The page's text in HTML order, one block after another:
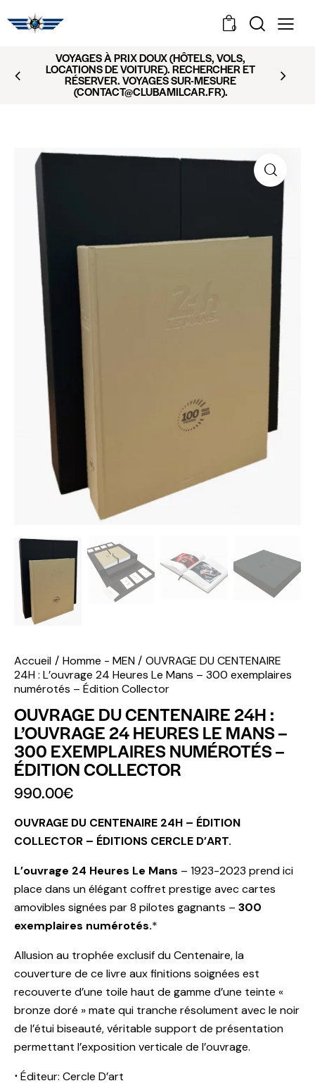
0
VOYAGES À PRIX DOUX (HÔTELS, VOLS,
LOCATIONS DE VOITURE). RECHERCHER ET
RÉSERVER. VOYAGES SUR-MESURE
(CONTACT@CLUBAMILCAR.FR).
Accueil Homme - MEN
OUVRAGE DU CENTENAIRE
24H : L’ouvrage 24 Heures Le Mans – 300 exemplaires
numérotés – Édition Collector
OUVRAGE DU CENTENAIRE 24H :
L’OUVRAGE 24 HEURES LE MANS –
300 EXEMPLAIRES NUMÉROTÉS –
ÉDITION COLLECTOR
990.00€
OUVRAGE DU CENTENAIRE 24H – ÉDITION
COLLECTOR – ÉDITIONS CERCLE D’ART.
L’ouvrage 24 Heures Le Mans – 1923-2023 prend ici
place dans un élégant coffret prestige avec cartes
amovibles signées par 8 pilotes gagnants – 300
exemplaires numérotés.*
Allusion au trophée exclusif du Centenaire, la
couverture de ce livre aux finitions soignées est
recouverte d’une toile haut de gamme d’une teinte «
bronze doré » mate qui tranche résolument avec le noir
de l’étui biseauté, véritable support de présentation
permettant l’exposition verticale de l’ouvrage.
⋅ Éditeur: Cercle D’art